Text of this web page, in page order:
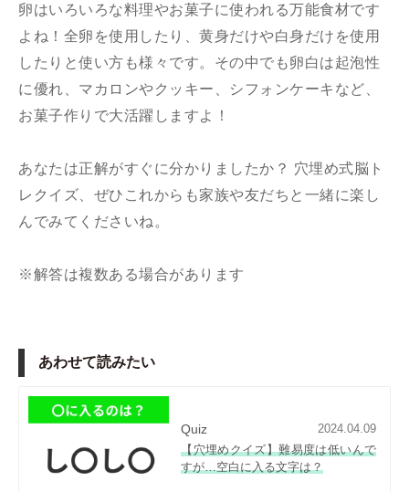
卵はいろいろな料理やお菓子に使われる万能食材です
よね！全卵を使用したり、黄身だけや白身だけを使用
したりと使い方も様々です。その中でも卵白は起泡性
に優れ、マカロンやクッキー、シフォンケーキなど、
お菓子作りで大活躍しますよ！
あなたは正解がすぐに分かりましたか？ 穴埋め式脳ト
レクイズ、ぜひこれからも家族や友だちと一緒に楽し
んでみてくださいね。
※解答は複数ある場合があります
あわせて読みたい
Quiz
2024.04.09
【穴埋めクイズ】難易度は低いんで
すが…空白に入る文字は？